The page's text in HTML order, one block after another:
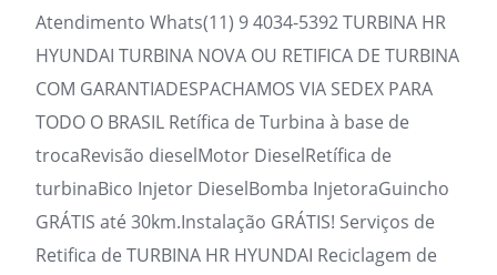
Atendimento Whats(11) 9 4034-5392 TURBINA HR
HYUNDAI TURBINA NOVA OU RETIFICA DE TURBINA
COM GARANTIADESPACHAMOS VIA SEDEX PARA
TODO O BRASIL Retífica de Turbina à base de
trocaRevisão dieselMotor DieselRetífica de
turbinaBico Injetor DieselBomba InjetoraGuincho
GRÁTIS até 30km.Instalação GRÁTIS! Serviços de
Retifica de TURBINA HR HYUNDAI Reciclagem de